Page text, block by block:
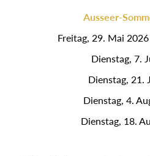
Ausseer-
Freitag, 29. Mai
Dienstag, 7.
Dienstag, 21.
Dienstag, 4.
Dienstag, 18.